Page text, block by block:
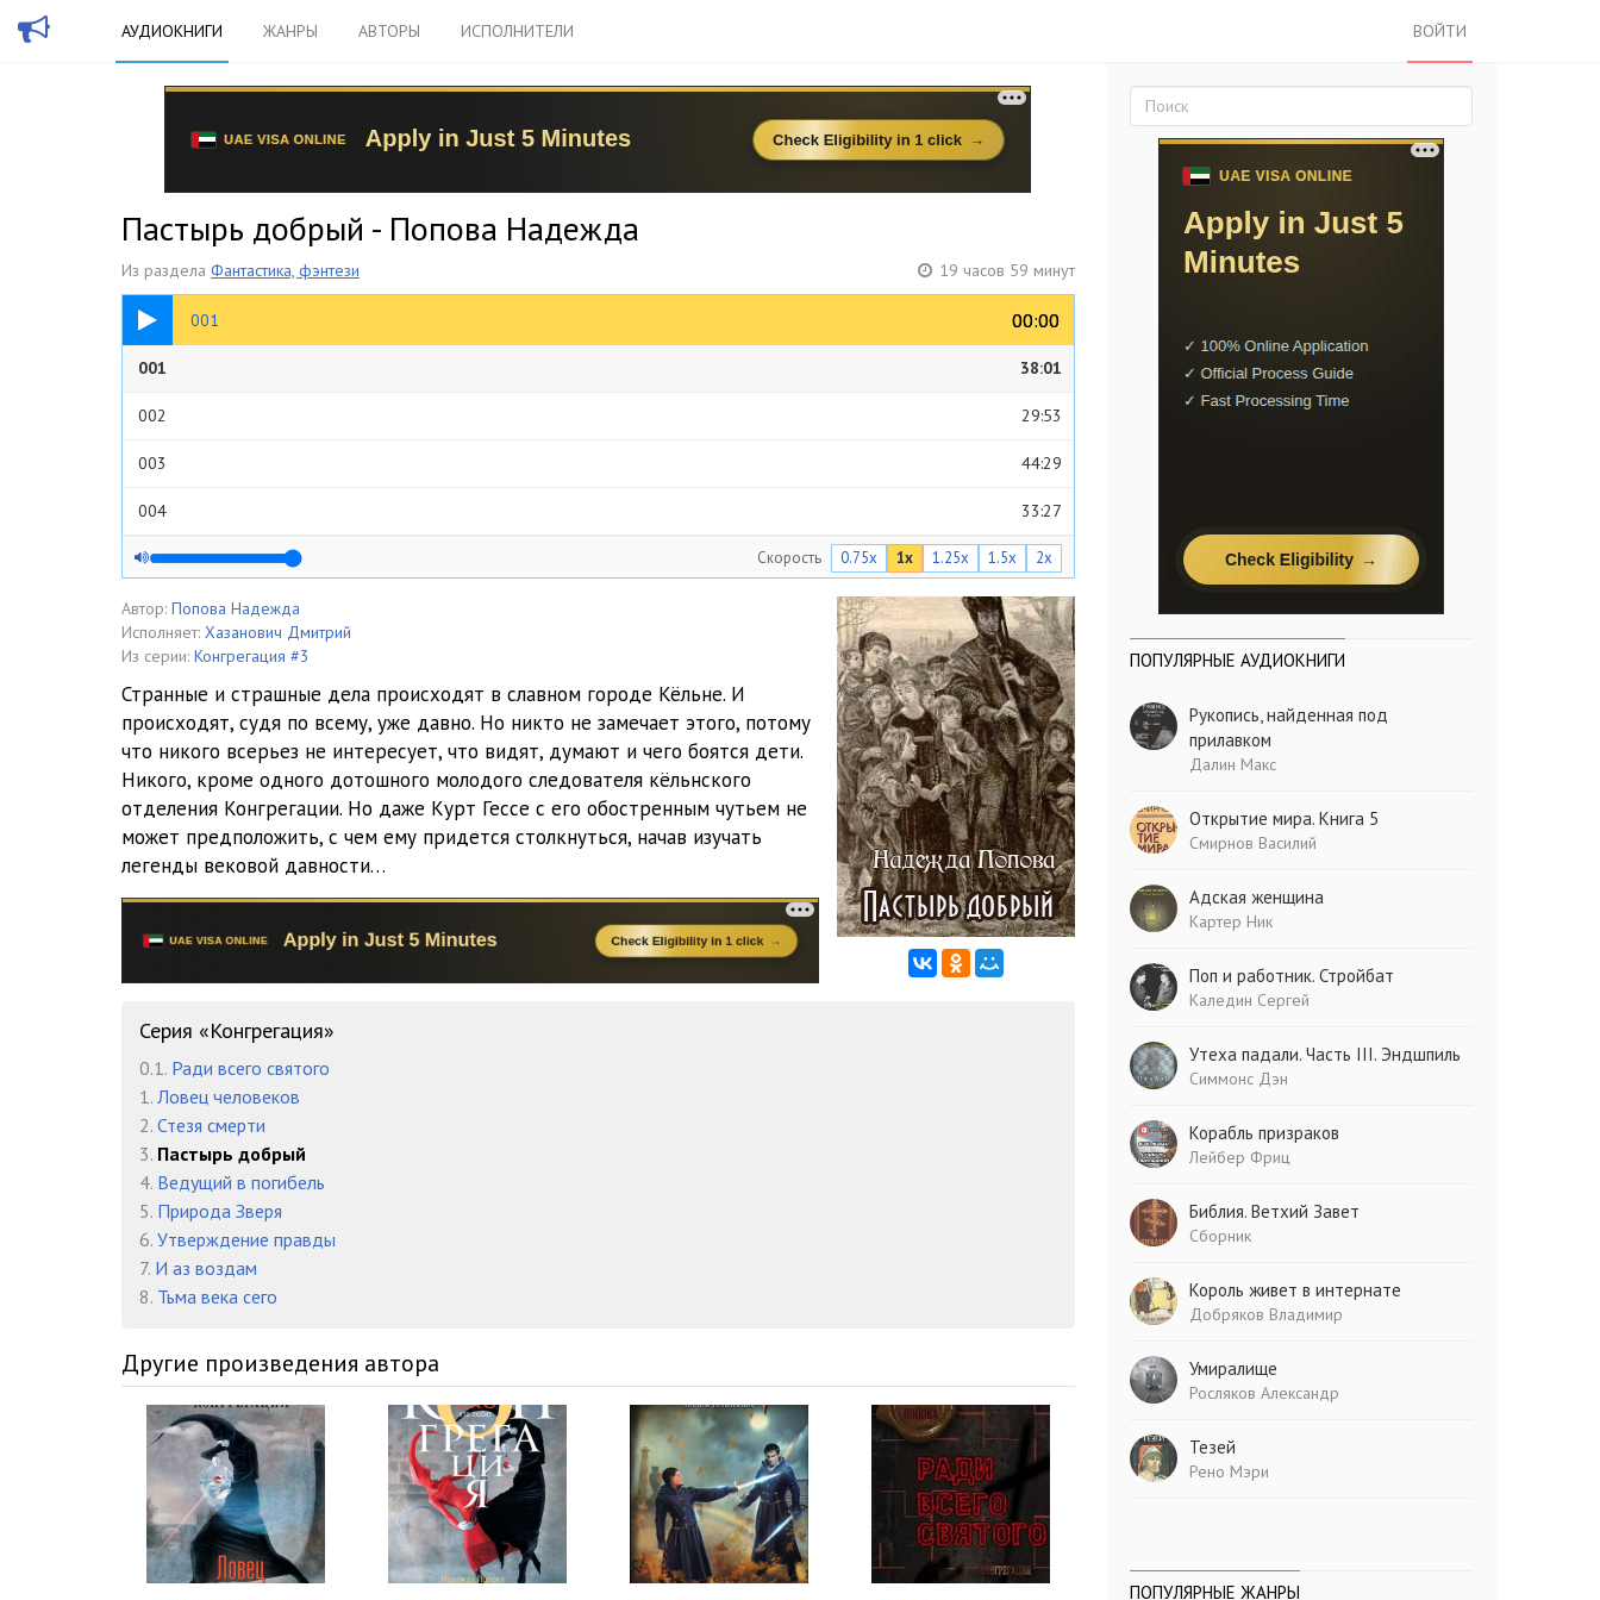
АУДИОКНИГИ ЖАНРЫ АВТОРЫ ИСПОЛНИТЕЛИ ВОЙТИ
Пастырь добрый - Попова Надежда
Из раздела Фантастика, фэнтези 19 часов 59 минут
001 00:00
00:00
38:01
001 38:01
002 29:53
003 44:29
004 33:27
005 41:29
006 40:52
007 47:43
008 30:37
009 30:35
42:36
011 31:50
28:48
013 40:56
014
015
016
017
018
019
020
022
023 36:22
42:19
025 34:45
026
Скорость 0.75x 1x 1.25x 1.5x 2x
Автор: Попова Надежда
Исполняет: Хазанович Дмитрий
Из серии: Конгрегация #3
Странные и страшные дела происходят в славном городе Кёльне. И
происходят, судя по всему, уже давно. Но никто не замечает этого, потому
что никого всерьез не интересует, что видят, думают и чего боятся дети.
Никого, кроме одного дотошного молодого следователя кёльнского
отделения Конгрегации. Но даже Курт Гессе с его обостренным чутьем не
может предположить, с чем ему придется столкнуться, начав изучать
легенды вековой давности…
Серия «Конгрегация»
0.1. Ради всего святого
1. Ловец человеков
2. Стезя смерти
3. Пастырь добрый
4. Ведущий в погибель
5. Природа Зверя
6. Утверждение правды
7. И аз воздам
8. Тьма века сего
Другие произведения автора
ПОПУЛЯРНЫЕ АУДИОКНИГИ
Рукопись, найденная под
прилавком
Далин Макс
Открытие мира. Книга 5
Смирнов Василий
Адская женщина
Картер Ник
Поп и работник. Стройбат
Каледин Сергей
Утеха падали. Часть III. Эндшпиль
Симмонс Дэн
Корабль призраков
Лейбер Фриц
Библия. Ветхий Завет
Сборник
Король живет в интернате
Добряков Владимир
Умиралище
Росляков Александр
Тезей
Рено Мэри
ПОПУЛЯРНЫЕ ЖАНРЫ